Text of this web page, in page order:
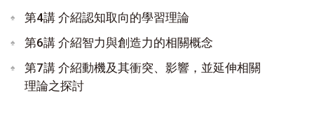
第4講 介紹認知取向的學習理論
第6講 介紹智力與創造力的相關概念
第7講 介紹動機及其衝突、影響，並延伸相關
理論之探討